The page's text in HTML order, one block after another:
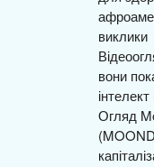
виклики
вони
Огляд